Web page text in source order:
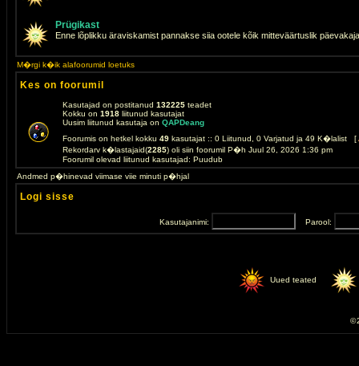
Prügikast
Enne lõplikku äraviskamist pannakse siia ootele kõik mitteväärtuslik
M�rgi k�ik alafoorumid loetuks
Kes on foorumil
Kasutajad on postitanud 132225 teadet
Kokku on 1918 liitunud kasutajat
Uusim liitunud kasutaja on QAPDeang
Foorumis on hetkel kokku 49 kasutajat :: 0 Liitunud, 0 Varjatud ja 49 K�lalist [
Rekordarv k�lastajaid(2285) oli siin foorumil P�h Juul 26, 2026 1:36 pm
Foorumil olevad liitunud kasutajad: Puudub
Andmed p�hinevad viimase viie minuti p�hjal
Logi sisse
Kasutajanimi: Parool:
Uued teated
©